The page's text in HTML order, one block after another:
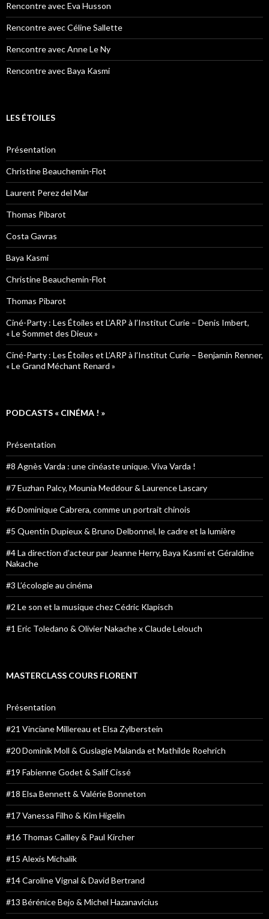
Rencontre avec Eva Husson
Rencontre avec Céline Sallette
Rencontre avec Anne Le Ny
Rencontre avec Baya Kasmi
LES ÉTOILES
Présentation
Christine Beauchemin-Flot
Laurent Perez del Mar
Thomas Pibarot
Costa Gavras
Baya Kasmi
Christine Beauchemin-Flot
Thomas Pibarot
Ciné-Party : Les Étoiles et L’ARP à l’Institut Curie – Denis Imbert,
« Le Sommet des Dieux »
Ciné-Party : Les Étoiles et L’ARP à l’Institut Curie – Benjamin Renner,
« Le Grand Méchant Renard »
PODCASTS « CINÉMA ! »
Présentation
#8 Agnès Varda : une cinéaste unique. Viva Varda !
#7 Euzhan Palcy, Mounia Meddour & Laurence Lascary
#6 Dominique Cabrera, comme un portrait chinois
#5 Quentin Dupieux & Bruno Delbonnel, le cadre et la lumière
#4 La direction d’acteur par Jeanne Herry, Baya Kasmi et Géraldine
Nakache
#3 L’écologie au cinéma
#2 Le son et la musique chez Cédric Klapisch
#1 Eric Toledano & Olivier Nakache x Claude Lelouch
MASTERCLASS COURS FLORENT
Présentation
#21 Vinciane Millereau et Elsa Zylberstein
#20 Dominik Moll & Guslagie Malanda et Mathilde Roehrich
#19 Fabienne Godet & Salif Cissé
#18 Elsa Bennett & Valérie Bonneton
#17 Vanessa Filho & Kim Higelin
#16 Thomas Cailley & Paul Kircher
#15 Alexis Michalik
#14 Caroline Vignal & David Bertrand
#13 Bérénice Bejo & Michel Hazanavicius